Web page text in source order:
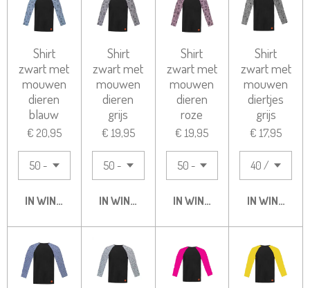
Shirt
zwart met
mouwen
dieren
blauw
€ 20,95
IN WINKELWAGEN
Shirt
zwart met
mouwen
dieren
grijs
€ 19,95
IN WINKELWAGEN
Shirt
zwart met
mouwen
dieren
roze
€ 19,95
IN WINKELWAGEN
Shirt
zwart met
mouwen
diertjes
grijs
€ 17,95
IN